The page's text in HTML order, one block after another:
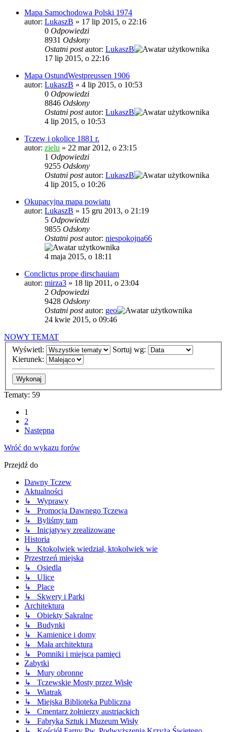
Mapa Samochodowa Polski 1974
autor: LukaszB » 17 lip 2015, o 22:16
0 Odpowiedzi
8931 Odsłony
Ostatni postautor: LukaszB
17 lip 2015, o 22:16
Mapa OstundWestpreussen 1906
autor: LukaszB » 4 lip 2015, o 10:53
0 Odpowiedzi
8846 Odsłony
Ostatni postautor: LukaszB
4 lip 2015, o 10:53
Tczew i okolice 1881 r.
autor: zielu » 22 mar 2012, o 23:15
1 Odpowiedzi
9255 Odsłony
Ostatni postautor: LukaszB
4 lip 2015, o 10:26
Okupacyjna mapa powiatu
autor: LukaszB » 15 gru 2013, o 21:19
5 Odpowiedzi
9855 Odsłony
Ostatni postautor: niespokojna66
4 maja 2015, o 18:11
Conclictus prope dirschauiam
autor: mirza3 » 18 lip 2011, o 23:04
2 Odpowiedzi
9428 Odsłony
Ostatni postautor: geo
24 kwie 2015, o 09:46
NOWY TEMAT
Wyświetl:
Sortuj wg:
Kierunek:
Tematy: 59
1
2
Następna
Wróć do wykazu forów
Przejdź do
Dawny Tczew
Aktualności
↳ Wyprawy
↳ Promocja Dawnego Tczewa
↳ Byliśmy tam
↳ Inicjatywy zrealizowane
Historia
↳ Ktokolwiek wiedział, ktokolwiek wie
Przestrzeń miejska
↳ Osiedla
↳ Ulice
↳ Place
↳ Skwery i Parki
Architektura
↳ Obiekty Sakralne
↳ Budynki
↳ Kamienice i domy
↳ Mała architektura
↳ Pomniki i miejsca pamięci
Zabytki
↳ Mury obronne
↳ Tczewskie Mosty przez Wisłę
↳ Wiatrak
↳ Miejska Biblioteka Publiczna
↳ Cmentarz żołnierzy austriackich
↳ Fabryka Sztuk i Muzeum Wisły